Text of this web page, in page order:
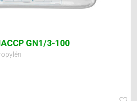
GN1/3-100